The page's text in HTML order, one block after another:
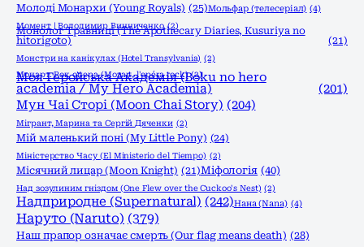
Молоді Монархи (Young Royals) (25)Мольфар (телесеріал) (4)
Момент | Володимир Винниченко (2)
Монолог Травниці (The Apothecary Diaries, Kusuriya no
hitorigoto)
(21)
Монстри на канікулах (Hotel Transylvania) (2)
Моцарт. Рок опера (Mozart, l'opéra rock) (2)
Моя Геройська Академія (Boku no hero
academia / My Hero Academia)
(201)
Мун Чаі Сторі (Moon Chai Story) (204)
Мігрант, Марина та Сергій Дяченки (2)
Мій маленький поні (My Little Pony) (24)
Міністерство Часу (El Ministerio del Tiempo) (2)
Місячний лицар (Moon Knight) (21)Міфологія (40)
Над зозулиним гніздом (One Flew over the Cuckoo's Nest) (2)
Надприродне (Supernatural) (242)Нана (Nana) (4)
Наруто (Naruto) (379)
Наш прапор означає смерть (Our flag means death) (28)